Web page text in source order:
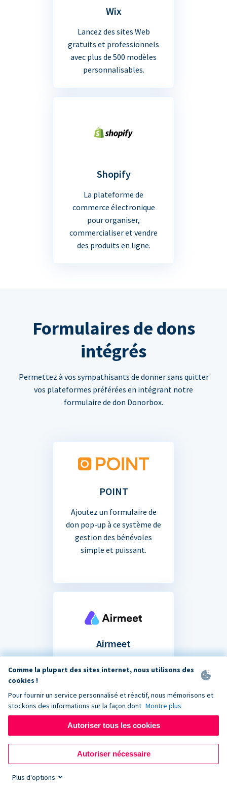
Wix
Lancez des sites Web
gratuits et professionnels
avec plus de 500 modèles
personnalisables.
Shopify
La plateforme de
commerce électronique
pour organiser,
commercialiser et vendre
des produits en ligne.
Formulaires de dons
intégrés
Permettez à vos sympathisants de donner sans quitter
vos plateformes préférées en intégrant notre
formulaire de don Donorbox.
POINT
Ajoutez un formulaire de
don pop-up à ce système de
gestion des bénévoles
simple et puissant.
Airmeet
de don dans le chat de votre
collecte de fonds virtuel.
Comme la plupart des sites internet, nous utilisons des
cookies !
Pour fournir un service personnalisé et réactif, nous mémorisons et
stockons des informations sur la façon dont Montre plus
Autoriser tous les cookies
Autoriser nécessaire
Plus d'options